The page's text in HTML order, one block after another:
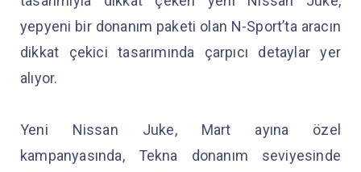
yepyeni bir donanım paketi olan N-Sport’ta aracın
dikkat çekici tasarımında çarpıcı detaylar yer
alıyor.
Yeni Nissan Juke, Mart ayına özel
kampanyasında, Tekna donanım seviyesinde